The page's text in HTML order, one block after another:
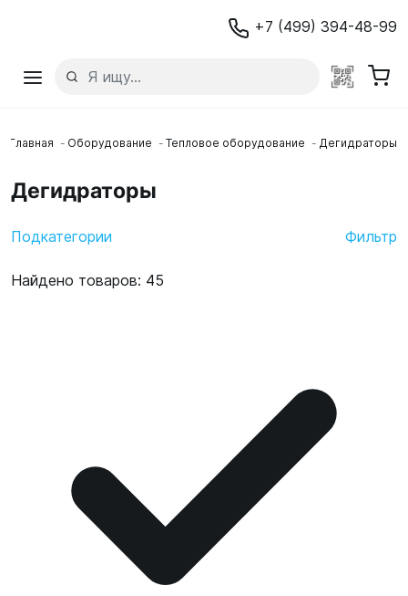
+7 (499) 394-48-99
Главная Оборудование Тепловое оборудование Дегидраторы
Дегидраторы
Подкатегории Фильтр
Найдено товаров: 45